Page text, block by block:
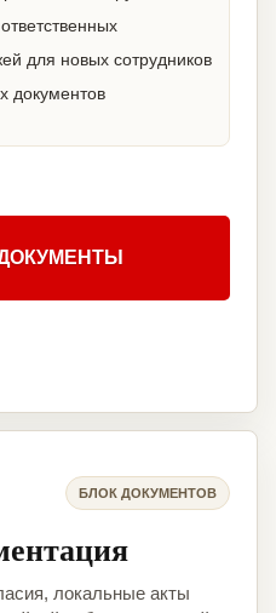
для новых сотрудников
документов
БЛОК ДОКУМЕНТОВ
локальные акты